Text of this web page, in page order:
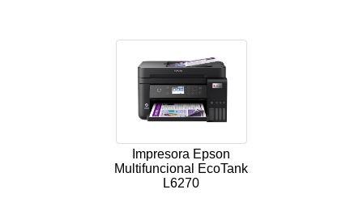
Impresora Epson
Multifuncional EcoTank
L6270